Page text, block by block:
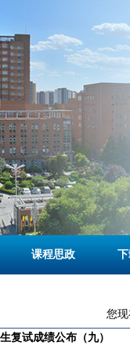
课程思政
您现
复试成绩公布（九）